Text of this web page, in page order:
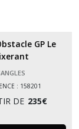
GP Le
: 158201
DE 235€